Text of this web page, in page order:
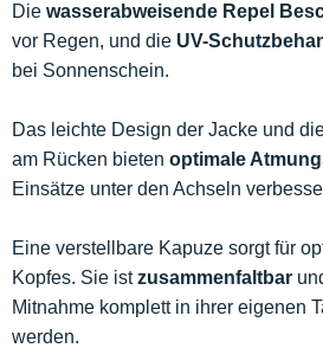
Die wasserabweisende Repel
vor Regen, und die UV-
bei Sonnenschein.
Das leichte Design der Jacke und
am Rücken bieten optimale
Einsätze unter den Achseln
Eine verstellbare Kapuze sorgt für
Kopfes. Sie istzusammenfaltbar
Mitnahme komplett in ihrer eigenen
werden.